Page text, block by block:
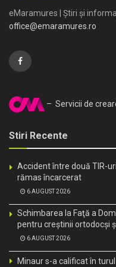
eMaramures | Știri și
office@emaramures.ro
– Servicii de
Stiri Recente
Accident între două TIR-
rămas încarcerat
6 AUGUST 2026
Schimbarea la Faţă a
pentru creştinii ortodocşi
6 AUGUST 2026
Minaur s-a calificat în